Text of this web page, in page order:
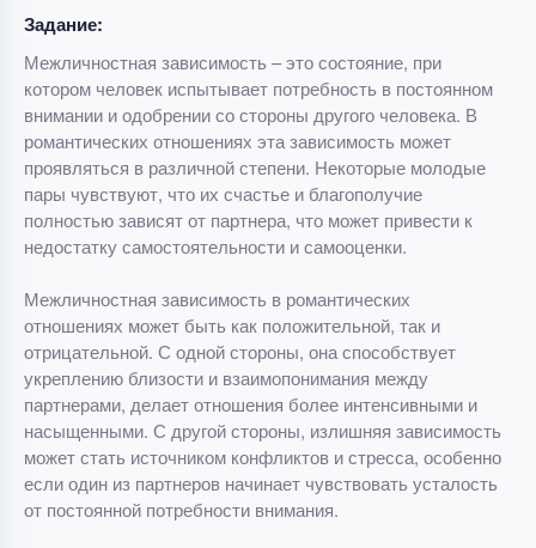
Задание:
Межличностная зависимость – это состояние, при
котором человек испытывает потребность в постоянном
внимании и одобрении со стороны другого человека. В
романтических отношениях эта зависимость может
проявляться в различной степени. Некоторые молодые
пары чувствуют, что их счастье и благополучие
полностью зависят от партнера, что может привести к
недостатку самостоятельности и самооценки.
Межличностная зависимость в романтических
отношениях может быть как положительной, так и
отрицательной. С одной стороны, она способствует
укреплению близости и взаимопонимания между
партнерами, делает отношения более интенсивными и
насыщенными. С другой стороны, излишняя зависимость
может стать источником конфликтов и стресса, особенно
если один из партнеров начинает чувствовать усталость
от постоянной потребности внимания.